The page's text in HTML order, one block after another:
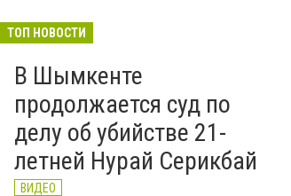
Туркестанскую область
шквал
4 августа
ТОП НОВОСТИ
В Шымкенте
продолжается суд по
делу об убийстве 21-
летней Нурай Серикбай
ВИДЕО